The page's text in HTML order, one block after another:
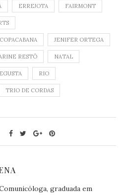
ERREJOTA FAIRMONT
JENIFER ORTEGA
RESTÔ NATAL
RIO
TRIO DE CORDAS
graduada em